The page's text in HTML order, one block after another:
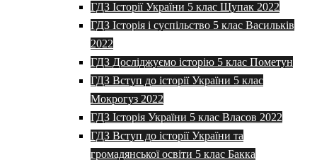
ГДЗ Історії України 5 клас Щупак 2022
ГДЗ Історія і суспільство 5 клас Васильків
2022
ГДЗ Досліджуємо історію 5 клас Пометун
ГДЗ Вступ до історії України 5 клас
Мокрогуз 2022
ГДЗ Історія України 5 клас Власов 2022
ГДЗ Вступ до історії України та
громадянської освіти 5 клас Бакка